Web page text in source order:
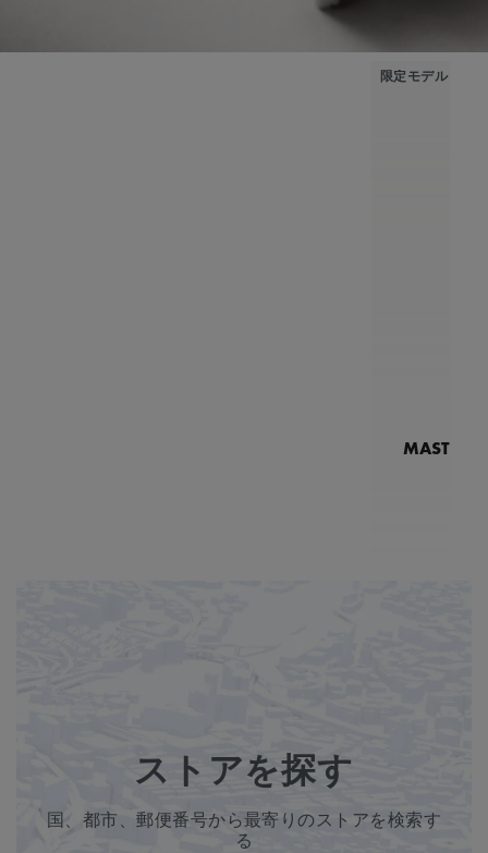
限定モデル
ストアを探す
国、都市、郵便番号から最寄りのストアを検索す
る